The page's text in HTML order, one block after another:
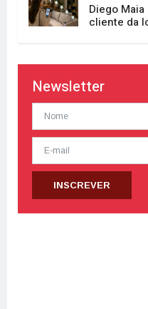
Diego
cliente da
Newsletter
INSCREVER